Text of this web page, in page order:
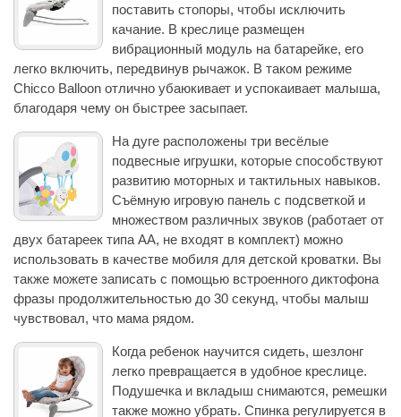
поставить стопоры, чтобы исключить
качание. В креслице размещен
вибрационный модуль на батарейке, его
легко включить, передвинув рычажок. В таком режиме
Chicco Balloon отлично убаюкивает и успокаивает малыша,
благодаря чему он быстрее засыпает.
На дуге расположены три весёлые
подвесные игрушки, которые способствуют
развитию моторных и тактильных навыков.
Съёмную игровую панель с подсветкой и
множеством различных звуков (работает от
двух батареек типа AA, не входят в комплект) можно
использовать в качестве мобиля для детской кроватки. Вы
также можете записать с помощью встроенного диктофона
фразы продолжительностью до 30 секунд, чтобы малыш
чувствовал, что мама рядом.
Когда ребенок научится сидеть, шезлонг
легко превращается в удобное креслице.
Подушечка и вкладыш снимаются, ремешки
также можно убрать. Спинка регулируется в